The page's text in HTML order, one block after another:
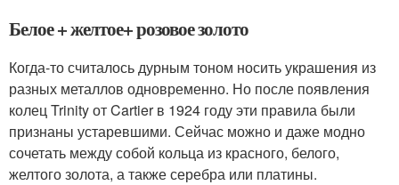
Белое + желтое+ розовое золото
Когда-то считалось дурным тоном носить украшения из
разных металлов одновременно. Но после появления
колец Trinity от Cartier в 1924 году эти правила были
признаны устаревшими. Сейчас можно и даже модно
сочетать между собой кольца из красного, белого,
желтого золота, а также серебра или платины.